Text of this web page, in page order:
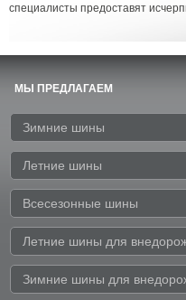
специалисты предоставят
МЫ ПРЕДЛАГАЕМ
Зимние шины
Летние шины
Всесезонные шины
Летние шины для
Зимние шины для